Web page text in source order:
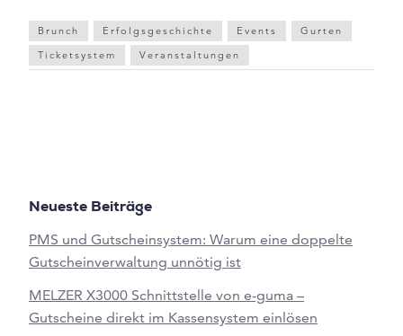
Neueste Beiträge
PMS und Gutscheinsystem: Warum eine doppelte
Gutscheinverwaltung unnötig ist
MELZER X3000 Schnittstelle von e-guma –
Gutscheine direkt im Kassensystem einlösen
Brunch Erfolgsgeschichte Events
Gurten
Ticketsystem
Veranstaltungen